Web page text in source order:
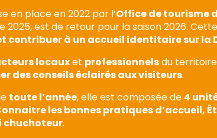
en place en 2022 par l’Office de tourisme
est de retour pour la saison 2026.
contribuer à un accueil identitaire sur la
locauxet professionnelsdu
des conseils éclairés aux visiteurs.
toute l’année, elle est composée de 4
les bonnes pratiques d’accueil,
chuchoteur.